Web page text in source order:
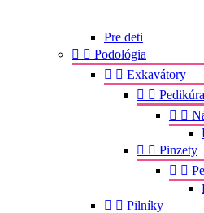
Pre deti
  Podológia
  Exkavátory
  Pedikúra
 
  Pinzety
 
  Pilníky